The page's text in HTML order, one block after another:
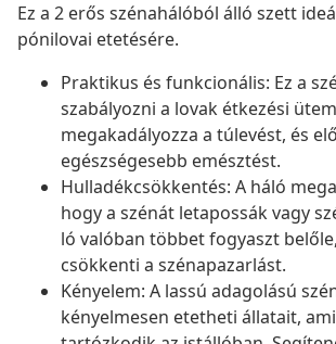
Ez a 2 erős szénahálóból álló szett
pónilovai etetésére.
Praktikus és funkcionális: Ez a
szabályozni a lovak étkezési
megakadályozza a túlevést, és
egészségesebb emésztést.
Hulladékcsökkentés: A háló
hogy a szénát letapossák vagy
ló valóban többet fogyaszt
csökkenti a szénapazarlást.
Kényelem: A lassú adagolású
kényelmesen etetheti állatait,